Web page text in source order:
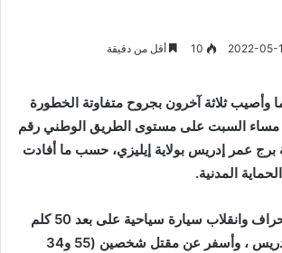
2022-05-
10 أقل من دقيقة
ثلاثة آخرون بجروح متفاوتة الخطورة
السبت على مستوى الطريق الوطني رقم
برج عمر إدريس بولاية إيليزي، حسب ما أفادت
المدنية.
ونجم الحادث عن انحراف وانقلاب سيارة سياحية على بعد 50 كلم
من بلدية برج عمر إدريس ، وأسفر عن مقتل شخصين (55 و34